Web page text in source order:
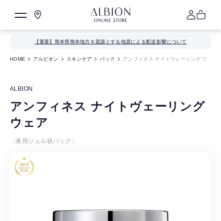
【重要】熊本県熊本地方を震源とする地震による配送影響について
HOME アルビオン スキンケア パック アンフィネス ナイトヴェーリング ウェア
ALBION
アンフィネス ナイトヴェーリング
ウェア
〈夜用ジェル状パック〉